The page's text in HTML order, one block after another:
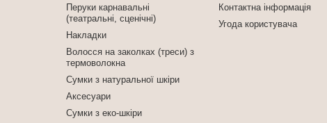
Перуки карнавальні
(театральні, сценічні)
Накладки
Волосся на заколках (треси) з
термоволокна
Сумки з натуральної шкіри
Аксесуари
Сумки з еко-шкіри
Контактна інформація
Угода користувача